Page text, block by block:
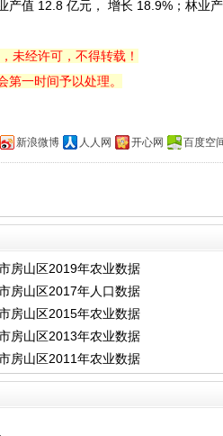
值 12.8 亿元， 增长 18.9%；林业
未经许可，不得转载！
一时间予以处理。
新浪微博 人人网 开心网 百度空
房山区2019年农业数据
房山区2017年人口数据
房山区2015年农业数据
房山区2013年农业数据
房山区2011年农业数据